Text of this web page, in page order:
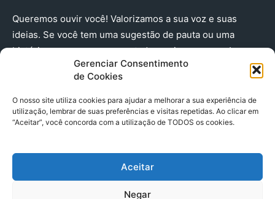
Gerenciar Consentimento
de Cookies
O nosso site utiliza cookies para ajudar a melhorar a sua experiência de
utilização, lembrar de suas preferências e visitas repetidas. Ao clicar em
“Aceitar”, você concorda com a utilização de TODOS os cookies.
Aceitar
Negar
Queremos ouvir você! Valorizamos a sua voz e suas
ideias. Se você tem uma sugestão de pauta ou uma
história que merece ser contada, envie-nos agora!
(91) 98224 - 3111
© 2025 A Província do Pará CNPJ: 04.901.141/0001-36 End .
Trav. Quintino Bocaiuva 2301, Ed. Rogério Fernandez – Sala